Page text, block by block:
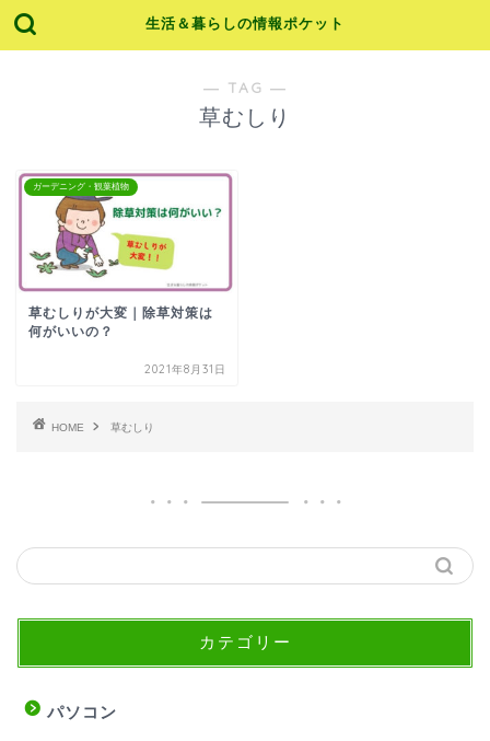
生活＆暮らしの情報ポケット
― TAG ―
草むしり
ガーデニング・観葉植物
草むしりが大変｜除草対策は
何がいいの？
2021年8月31日
HOME 草むしり
カテゴリー
パソコン